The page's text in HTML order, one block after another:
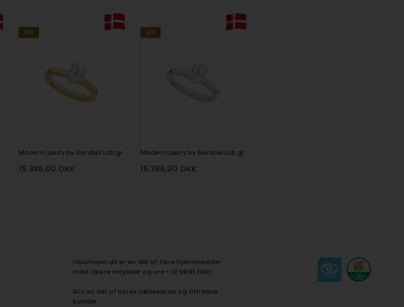
Modern Luxury by Siersbøl Lab grown diamantring med i alt 1,0 ct i 14 kt hvidguld
19%
Modern Luxury by Siersbøl Lab grown diamantring med i alt 1,0 ct i 14 kt rødguld
15.386,00 DKK
19%
Modern Luxury by Siersbøl Lab grown diamantring med i alt 1,0 ct i 14 kt hvidguld
15.386,00 DKK
Houmann.dk er en del af flere hjemmesider
med lækre smykker og ure- SE MERE HER!
Bliv en del af vores fællesskab og tilfredse
kunder